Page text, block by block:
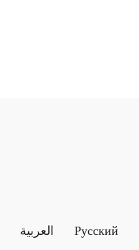
العربية Русский